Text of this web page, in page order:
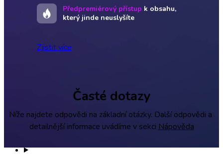
Předpremiérový přístup k obsahu,
který jinde neuslyšíte
Zjistit více
Časté dotazy
Níže najdete odpovědi na základní otázky. Další odpovědi a
detailnější informace uvádíme v sekci Nápověda